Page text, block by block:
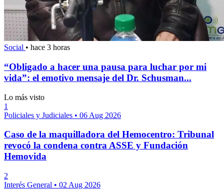
Social • hace 3 horas
“Obligado a hacer una pausa para luchar por mi
vida”: el emotivo mensaje del Dr. Schusman...
Lo más visto
1
Policiales y Judiciales • 06 Aug 2026
Caso de la maquilladora del Hemocentro: Tribunal
revocó la condena contra ASSE y Fundación
Hemovida
2
Interés General • 02 Aug 2026